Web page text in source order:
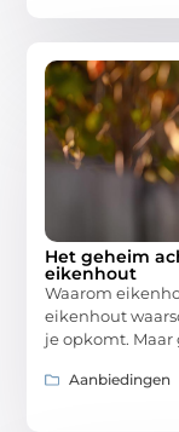
Het geheim
eikenhout
Waarom
eikenhout
je opkomt. Maar
Aanbiedingen